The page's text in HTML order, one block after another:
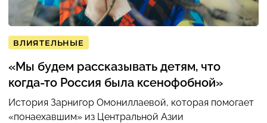
ВЛИЯТЕЛЬНЫЕ
«Мы будем рассказывать детям, что
когда-то Россия была ксенофобной»
История Зарнигор Омониллаевой, которая помогает
«понаехавшим» из Центральной Азии